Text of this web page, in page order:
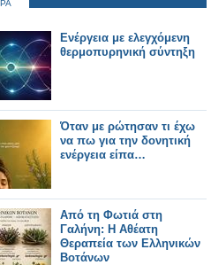
Ενέργεια με ελεγχόμενη
θερμοπυρηνική σύντηξη
Όταν με ρώτησαν τι έχω
να πω για την δονητική
ενέργεια είπα…
Από τη Φωτιά στη
Γαλήνη: Η Αθέατη
Θεραπεία των Ελληνικών
Βοτάνων